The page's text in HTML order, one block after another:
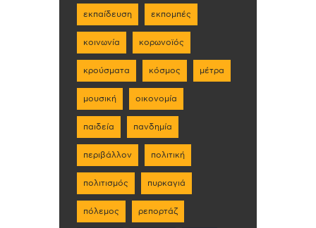
εκπαίδευση εκπομπές
κοινωνία κορωνοϊός
κρούσματα κόσμος μέτρα
μουσική οικονομία
παιδεία πανδημία
περιβάλλον πολιτική
πολιτισμός πυρκαγιά
πόλεμος ρεπορτάζ